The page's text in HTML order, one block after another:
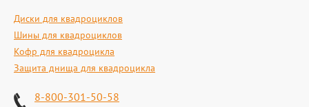
Диски для квадроциклов
Шины для квадроциклов
Кофр для квадроцикла
Защита днища для квадроцикла
8-800-301-50-58